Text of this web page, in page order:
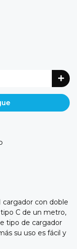
cargador con doble
C de un metro,
tipo de cargador
su uso es fácil y